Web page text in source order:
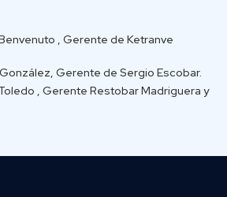
, Gerente de Ketranve
Gerente de Sergio Escobar.
, Gerente Restobar Madriguera y